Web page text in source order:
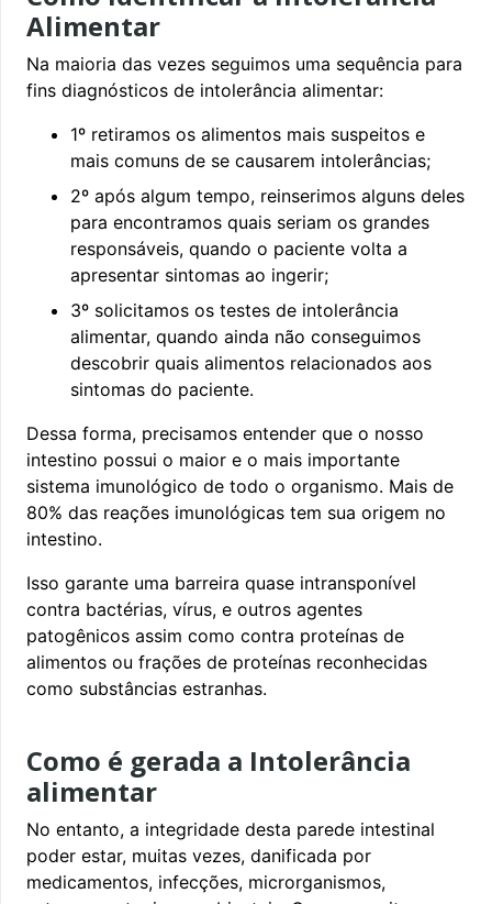
Alimentar
Na maioria das vezes seguimos uma sequência para
fins diagnósticos de intolerância alimentar:
1º retiramos os alimentos mais suspeitos e
mais comuns de se causarem intolerâncias;
2º após algum tempo, reinserimos alguns deles
para encontramos quais seriam os grandes
responsáveis, quando o paciente volta a
apresentar sintomas ao ingerir;
3º solicitamos os testes de intolerância
alimentar, quando ainda não conseguimos
descobrir quais alimentos relacionados aos
sintomas do paciente.
Dessa forma, precisamos entender que o nosso
intestino possui o maior e o mais importante
sistema imunológico de todo o organismo. Mais de
80% das reações imunológicas tem sua origem no
intestino.
Isso garante uma barreira quase intransponível
contra bactérias, vírus, e outros agentes
patogênicos assim como contra proteínas de
alimentos ou frações de proteínas reconhecidas
como substâncias estranhas.
Como é gerada a Intolerância
alimentar
No entanto, a integridade desta parede intestinal
poder estar, muitas vezes, danificada por
medicamentos, infecções, microrganismos,